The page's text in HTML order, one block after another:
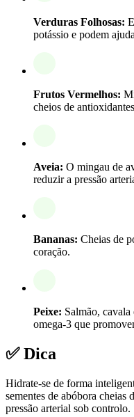
Verduras Folhosas:
potássio e podem
Frutos Vermelhos:
cheios de
Aveia: O mingau de
reduzir a pressão
Bananas: Cheias de
coração.
Peixe: Salmão,
omega-3 que
✅ Dica
Hidrate-se de forma
sementes de abóbora cheias
pressão arterial sob controlo.